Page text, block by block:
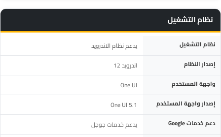
نظام التشغيل
المواصفة التفاصيلنظام التشغيل يدعم نظام الاندرويد
إصدار النظام اندرويد 12
واجهة المستخدم One UI
إصدار واجهة المستخدم One UI 5.1
دعم خدمات Google يدعم خدمات جوجل